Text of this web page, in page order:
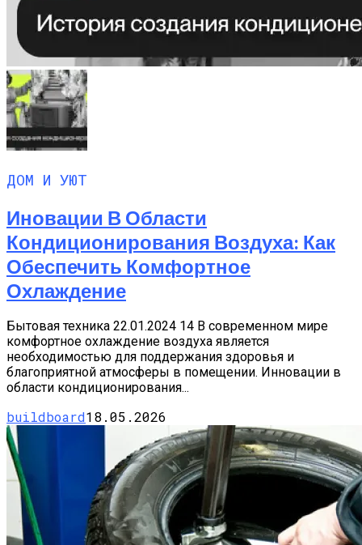
ДОМ И УЮТ
Иновации В Области
Кондиционирования Воздуха: Как
Обеспечить Комфортное
Охлаждение
Бытовая техника 22.01.2024 14 В современном мире
комфортное охлаждение воздуха является
необходимостью для поддержания здоровья и
благоприятной атмосферы в помещении. Инновации в
области кондиционирования...
buildboard18.05.2026